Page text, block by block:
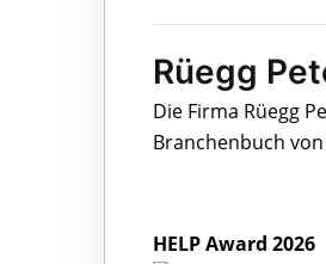
Rüegg
Die Firma Rüegg
Branchenbuch
HELP Award 2026